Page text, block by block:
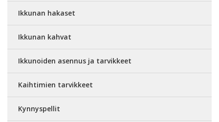
Ikkunan hakaset
Ikkunan kahvat
Ikkunoiden asennus ja tarvikkeet
Kaihtimien tarvikkeet
Kynnyspellit